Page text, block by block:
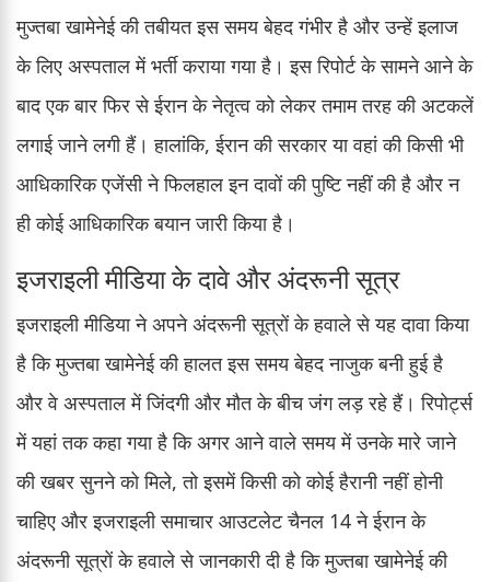
मुज्तबा खामेनेई की तबीयत इस समय बेहद गंभीर है और उन्हें इलाज
के लिए अस्पताल में भर्ती कराया गया है। इस रिपोर्ट के सामने आने के
बाद एक बार फिर से ईरान के नेतृत्व को लेकर तमाम तरह की अटकलें
लगाई जाने लगी हैं। हालांकि, ईरान की सरकार या वहां की किसी भी
आधिकारिक एजेंसी ने फिलहाल इन दावों की पुष्टि नहीं की है और न
ही कोई आधिकारिक बयान जारी किया है।
इजराइली मीडिया के दावे और अंदरूनी सूत्र
इजराइली मीडिया ने अपने अंदरूनी सूत्रों के हवाले से यह दावा किया
है कि मुज्तबा खामेनेई की हालत इस समय बेहद नाजुक बनी हुई है
और वे अस्पताल में जिंदगी और मौत के बीच जंग लड़ रहे हैं। रिपोर्ट्स
में यहां तक कहा गया है कि अगर आने वाले समय में उनके मारे जाने
की खबर सुनने को मिले, तो इसमें किसी को कोई हैरानी नहीं होनी
चाहिए और इजराइली समाचार आउटलेट चैनल 14 ने ईरान के
अंदरूनी सूत्रों के हवाले से जानकारी दी है कि मुज्तबा खामेनेई की